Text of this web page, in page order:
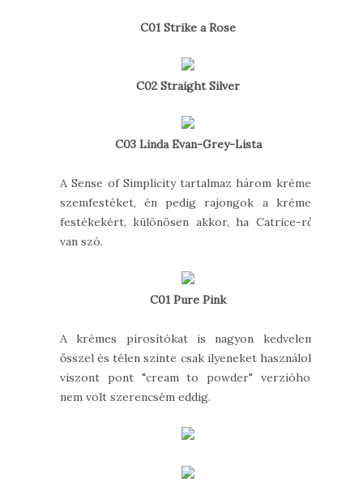
C01 Strike a Rose
C02 Straight Silver
C03 Linda Evan-Grey-Lista
A Sense of Simplicity tartalmaz három krémes
szemfestéket, én pedig rajongok a krémes
festékekért, különösen akkor, ha Catrice-ről
van szó.
C01 Pure Pink
A krémes pirosítókat is nagyon kedvelem,
ősszel és télen szinte csak ilyeneket használok,
viszont pont "cream to powder" verzióhoz
nem volt szerencsém eddig.